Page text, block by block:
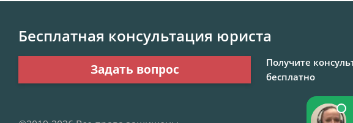
Бесплатная консультация юриста
Задать вопрос
Получите
бесплатно